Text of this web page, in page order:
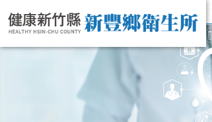
跳到主要內容區塊